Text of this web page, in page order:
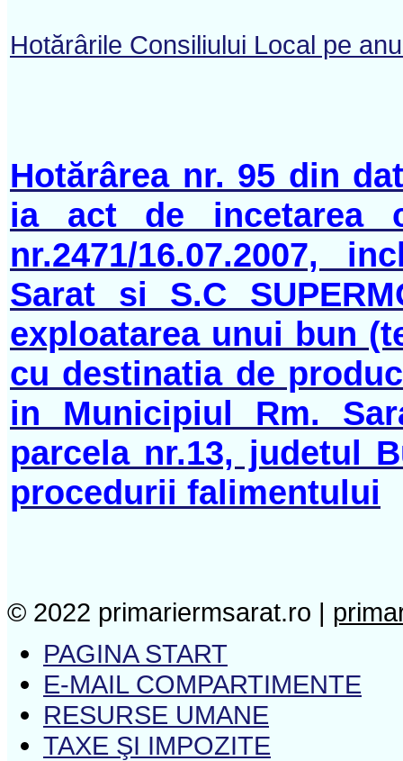
Hotărârile Consiliului Local pe
Hotărârea nr. 95 din
ia act de incetarea
nr.2471/16.07.2007,
Sarat si S.C
exploatarea unui bun
cu destinatia de
in Municipiul Rm.
parcela nr.13, judetul
procedurii falimentului
© 2022 primariermsarat.ro |
PAGINA START
E-MAIL COMPARTIMENTE
RESURSE UMANE
TAXE ŞI IMPOZITE